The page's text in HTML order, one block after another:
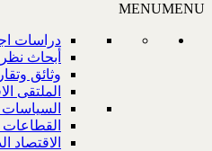
MENUMENU
دراسات
أبحاث
وثائق
الملتقى
السياسات
القطاعات
الاقتصاد